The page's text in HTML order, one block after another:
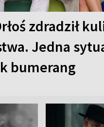
zdradził
Jedna
bumerang